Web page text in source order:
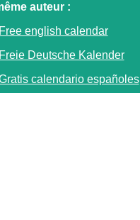
auteur :
Free english calendar
Freie Deutsche Kalender
calendario españoles